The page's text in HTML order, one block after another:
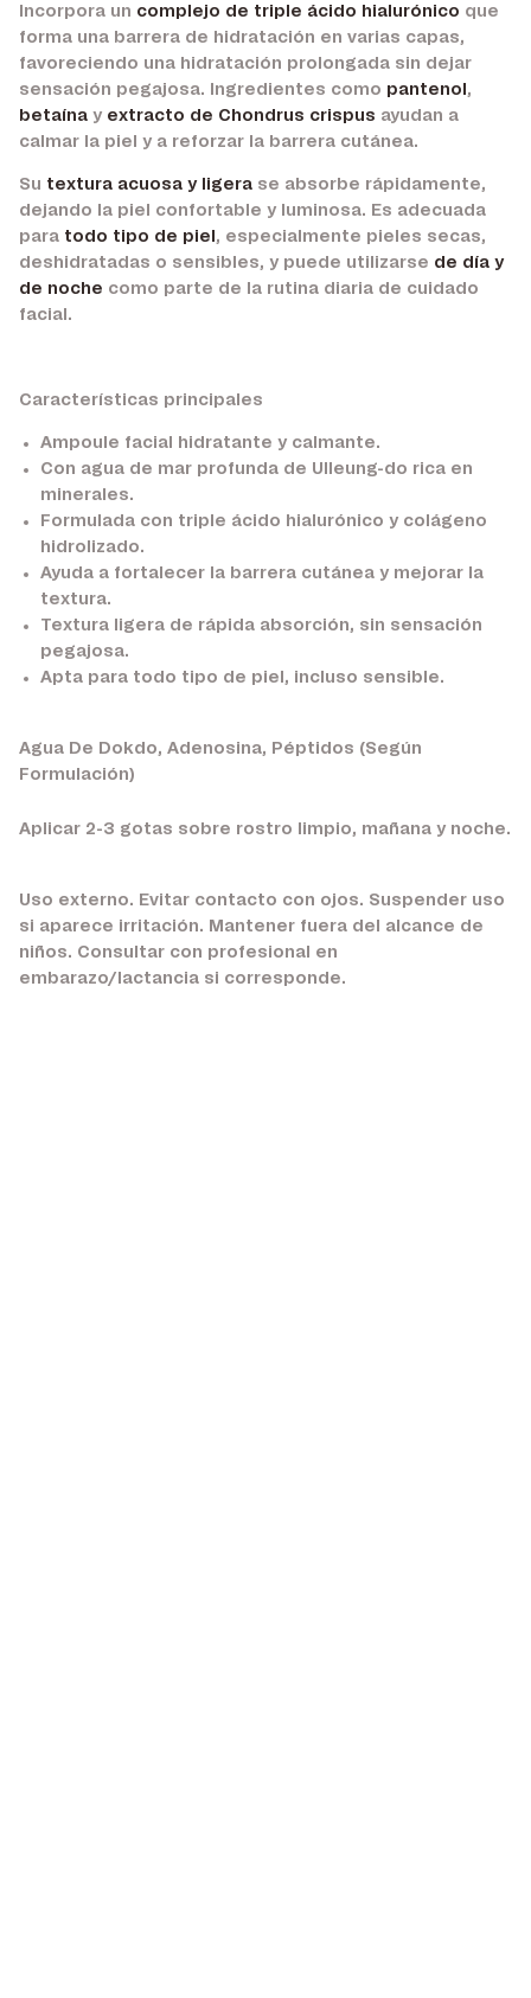
Incorpora un complejo de triple ácido hialurónico que
forma una barrera de hidratación en varias capas,
favoreciendo una hidratación prolongada sin dejar
sensación pegajosa. Ingredientes como pantenol ,
betaína y extracto de Chondrus crispus ayudan a
calmar la piel y a reforzar la barrera cutánea.
Su textura acuosa y ligera se absorbe rápidamente,
dejando la piel confortable y luminosa. Es adecuada
para todo tipo de piel , especialmente pieles secas,
deshidratadas o sensibles, y puede utilizarse de día y
de noche como parte de la rutina diaria de cuidado
facial.
Características principales
Ampoule facial hidratante y calmante.
Con agua de mar profunda de Ulleung-do rica en
minerales.
Formulada con triple ácido hialurónico y colágeno
hidrolizado.
Ayuda a fortalecer la barrera cutánea y mejorar la
textura.
Textura ligera de rápida absorción, sin sensación
pegajosa.
Apta para todo tipo de piel, incluso sensible.
Agua De Dokdo, Adenosina, Péptidos (Según
Formulación)
Aplicar 2-3 gotas sobre rostro limpio, mañana y noche.
Uso externo. Evitar contacto con ojos. Suspender uso
si aparece irritación. Mantener fuera del alcance de
niños. Consultar con profesional en
embarazo/lactancia si corresponde.